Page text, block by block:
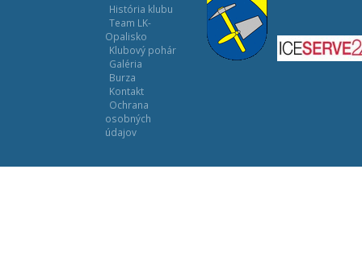
História klubu
Team LK-
Opalisko
Klubový pohár
Galéria
Burza
Kontakt
Ochrana
osobných
údajov